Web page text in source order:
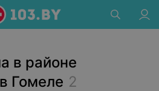
в районе
Гомеле 2